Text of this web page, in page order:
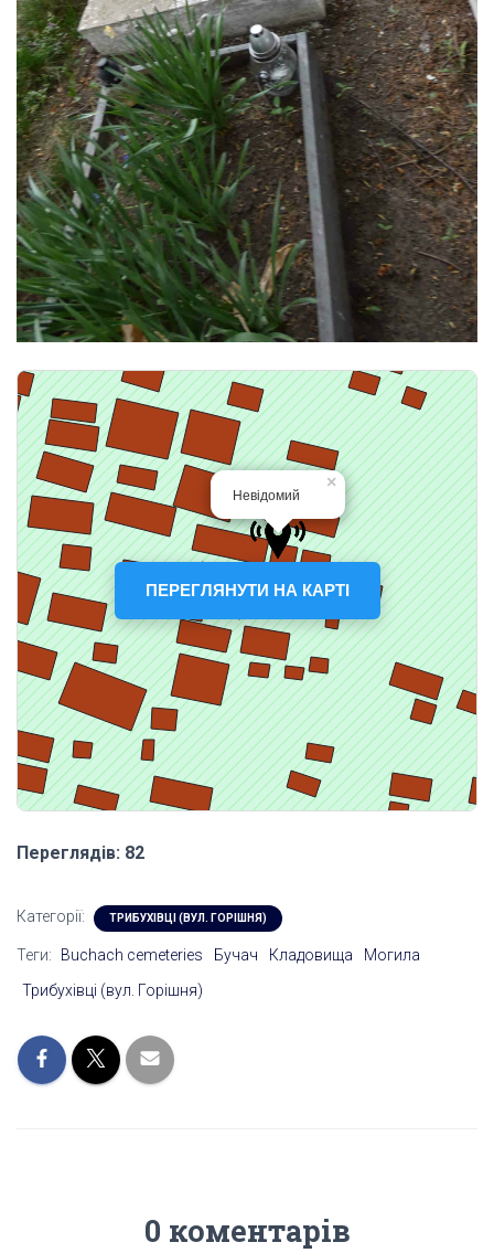
ПЕРЕГЛЯНУТИ НА КАРТІ
Переглядів: 82
Категорії: ТРИБУХІВЦІ (ВУЛ. ГОРІШНЯ)
Теги: Buchach cemeteries Бучач Кладовища
Могила
Трибухівці (вул. Горішня)
0 коментарів